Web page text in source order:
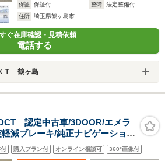
保証
保証付 整備
法定整備付
住所
埼玉県鶴ヶ島市
ぐ在庫確認・見積依頼
電話する
Ｔ 鶴ヶ島
認定中古車/3DOOR/エメラ
減ブレーキ/純正ナビゲーショ
フォートアクセス/ETC/LEDヘ
/AUTOライト/AUTOワイパー
購入プラン付 オンライン相談可 360°画像付